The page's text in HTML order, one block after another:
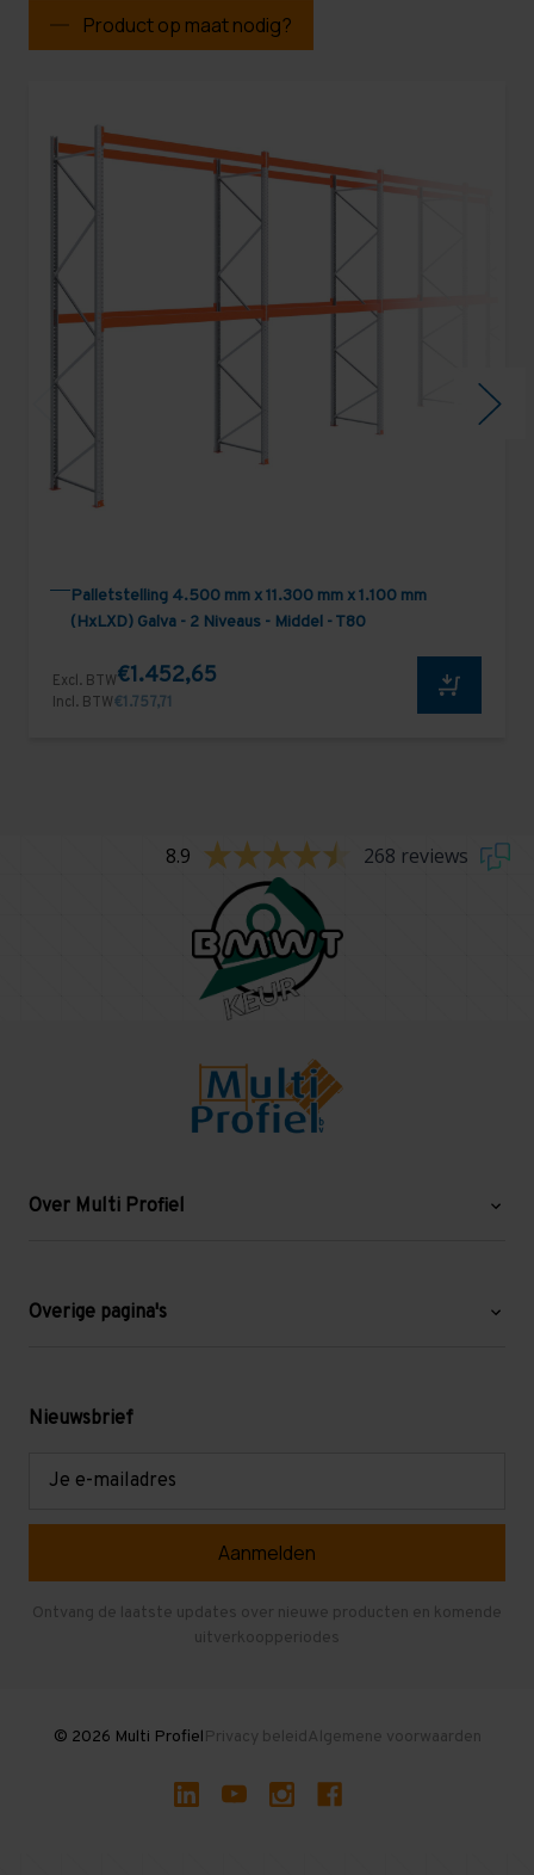
Product op maat nodig?
Palletstelling 4.500 mm x 11.300 mm x 1.100 mm
(HxLXD) Galva - 2 Niveaus - Middel - T80
Excl. BTW€1.452,65
Incl. BTW€1.757,71
8.9 268 reviews
Over Multi Profiel
Blog
Levering en afhalen
Overige pagina's
Mezzanine
Gebruikte entresolvloeren
Nieuwsbrief
Ontvang de laatste updates over nieuwe producten en komende
uitverkoopperiodes
© 2026 Multi ProfielPrivacy beleidAlgemene voorwaarden